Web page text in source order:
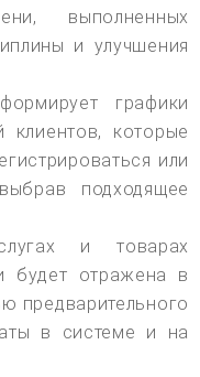
выполненных
и улучшения
графики
которые
или
подходящее
и товарах
будет отражена в
предварительного
в системе и на